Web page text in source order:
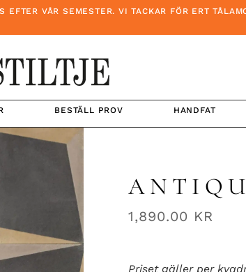
VÅR SEMESTER. VI TACKAR FÖR ERT
BESTÄLL PROV HANDFAT
1,890.00 KR
Priset gäller per